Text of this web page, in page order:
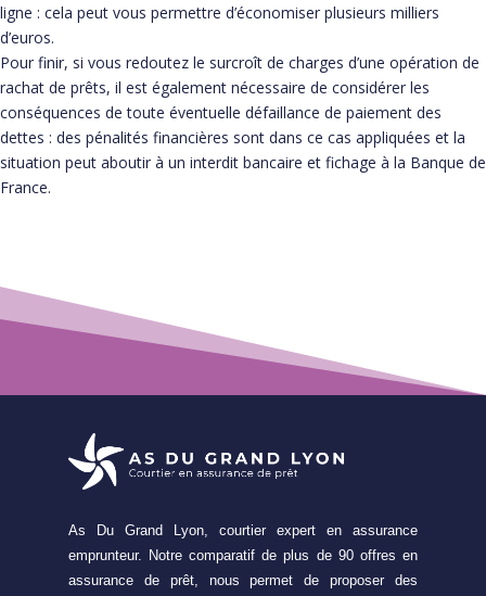
ligne : cela peut vous permettre d’économiser plusieurs milliers
d’euros.
Pour finir, si vous redoutez le surcroît de charges d’une opération de
rachat de prêts, il est également nécessaire de considérer les
conséquences de toute éventuelle défaillance de paiement des
dettes : des pénalités financières sont dans ce cas appliquées et la
situation peut aboutir à un interdit bancaire et fichage à la Banque de
France.
As Du Grand Lyon, courtier expert en assurance
emprunteur. Notre comparatif de plus de 90 offres en
assurance de prêt, nous permet de proposer des